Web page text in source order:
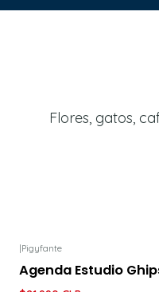
Flores, gatos,
DESCUENTO
Pigyfante
Agenda Estudio